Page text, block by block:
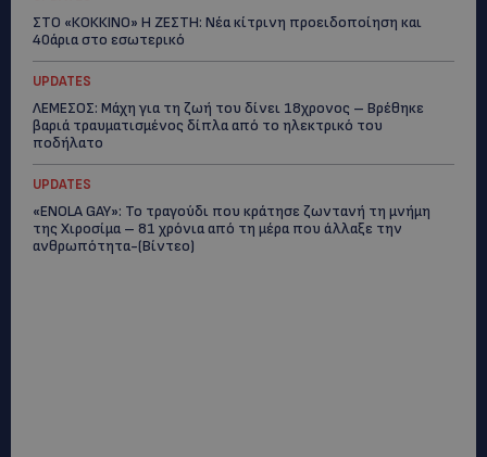
ΣΤΟ «ΚΟΚΚΙΝΟ» Η ΖΕΣΤΗ: Νέα κίτρινη προειδοποίηση και
40άρια στο εσωτερικό
UPDATES
ΛΕΜΕΣΟΣ: Μάχη για τη ζωή του δίνει 18χρονος – Βρέθηκε
βαριά τραυματισμένος δίπλα από το ηλεκτρικό του
ποδήλατο
UPDATES
«ENOLA GAY»: Το τραγούδι που κράτησε ζωντανή τη μνήμη
της Χιροσίμα – 81 χρόνια από τη μέρα που άλλαξε την
ανθρωπότητα-(Bίντεο)